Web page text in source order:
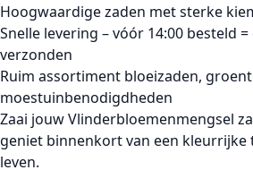
Hoogwaardige zaden met sterke
Snelle levering – vóór 14:00 besteld
verzonden
Ruim assortiment bloeizaden,
moestuinbenodigdheden
Zaai jouwVlinderbloemenmengsel
geniet binnenkort van een kleurrijke
leven.